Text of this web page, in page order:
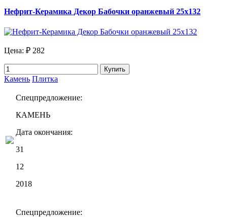
Нефрит-Керамика Декор Бабочки оранжевый 25х132
Цена: ₽ 282
Купить
Камень Плитка
Спецпредложение:
КАМЕНЬ
Дата окончания:
31
12
2018
Спецпредложение: